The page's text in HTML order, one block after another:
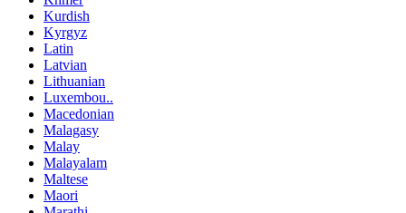
Kurdish
Kyrgyz
Latin
Latvian
Lithuanian
Luxembou..
Macedonian
Malagasy
Malay
Malayalam
Maltese
Maori